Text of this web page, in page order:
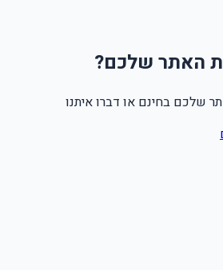
האתר שלכם?
שלכם בחינם או דברו איתנו